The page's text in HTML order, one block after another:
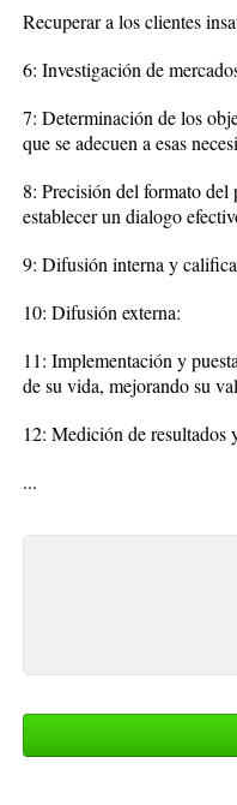
Recuperar a los clientes
6: Investigación de
7: Determinación de los
que se adecuen a esas
8: Precisión del formato
establecer un dialogo
9: Difusión interna y
10: Difusión externa:
11: Implementación y
de su vida, mejorando su
12: Medición de resultados
...